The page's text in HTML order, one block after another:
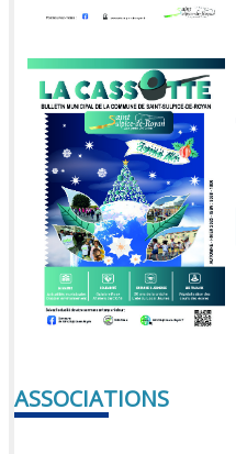
ASSOCIATIONS